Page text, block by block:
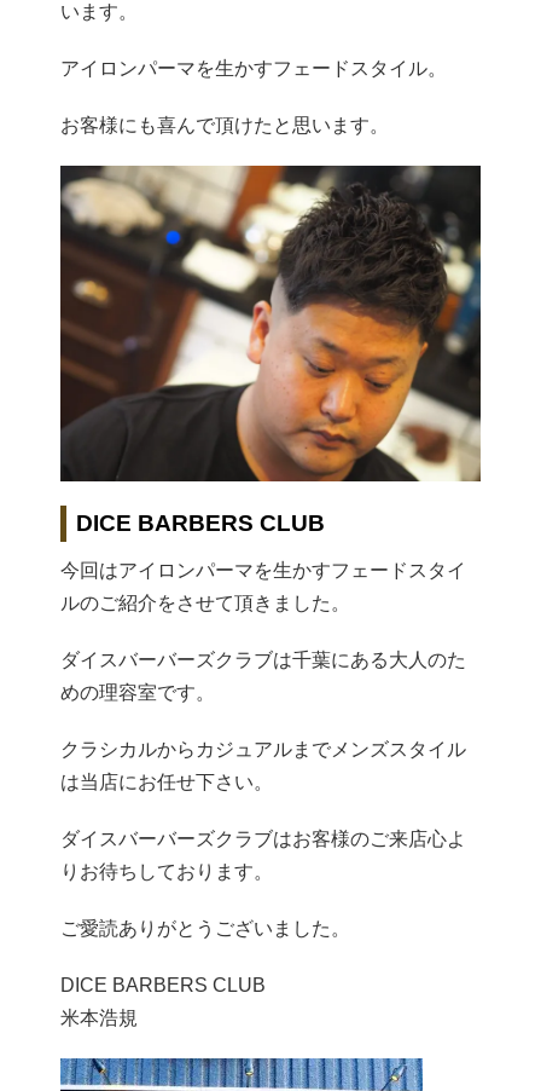
います。
アイロンパーマを生かすフェードスタイル。
お客様にも喜んで頂けたと思います。
DICE BARBERS CLUB
今回はアイロンパーマを生かすフェードスタイ
ルのご紹介をさせて頂きました。
ダイスバーバーズクラブは千葉にある大人のた
めの理容室です。
クラシカルからカジュアルまでメンズスタイル
は当店にお任せ下さい。
ダイスバーバーズクラブはお客様のご来店心よ
りお待ちしております。
ご愛読ありがとうございました。
DICE BARBERS CLUB
米本浩規